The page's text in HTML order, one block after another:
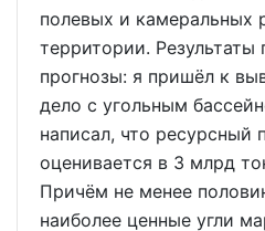
полевых и камеральных
территории. Результаты
прогнозы: я пришёл к
дело с угольным
написал, что ресурсный
оценивается в 3 млрд
Причём не менее
наиболее ценные угли